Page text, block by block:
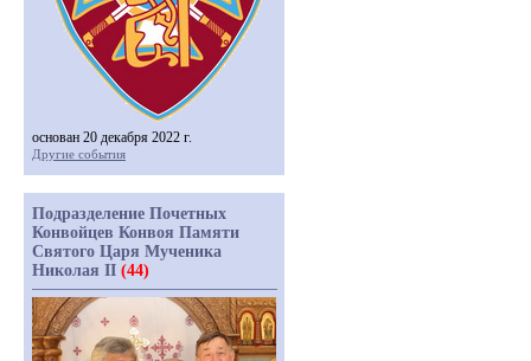
основан 20 декабря 2022 г.
Другие события
Подразделение Почетных
Конвойцев Конвоя Памяти
Святого Царя Мученика
Николая II (44)